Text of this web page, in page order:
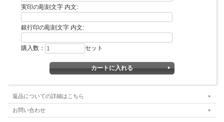
書体・彫刻するお名前などをご記入の上、カートに入れてお買い上げの手続きをお
願いします。
実印の彫刻文字 内文:
銀行印の彫刻文字 内文:
購入数： セット
返品についての詳細はこちら
お問い合わせ